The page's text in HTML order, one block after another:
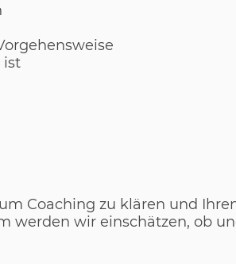
ist
Coaching zu klären und
werden wir einschätzen, ob